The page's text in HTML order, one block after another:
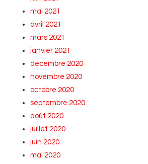
mai 2021
avril 2021
mars 2021
janvier 2021
décembre 2020
novembre 2020
octobre 2020
septembre 2020
août 2020
juillet 2020
juin 2020
mai 2020